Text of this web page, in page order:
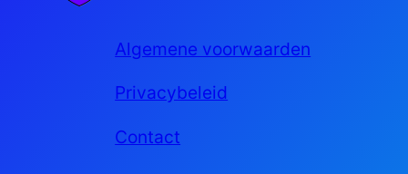
Algemene voorwaarden
Privacybeleid
Contact